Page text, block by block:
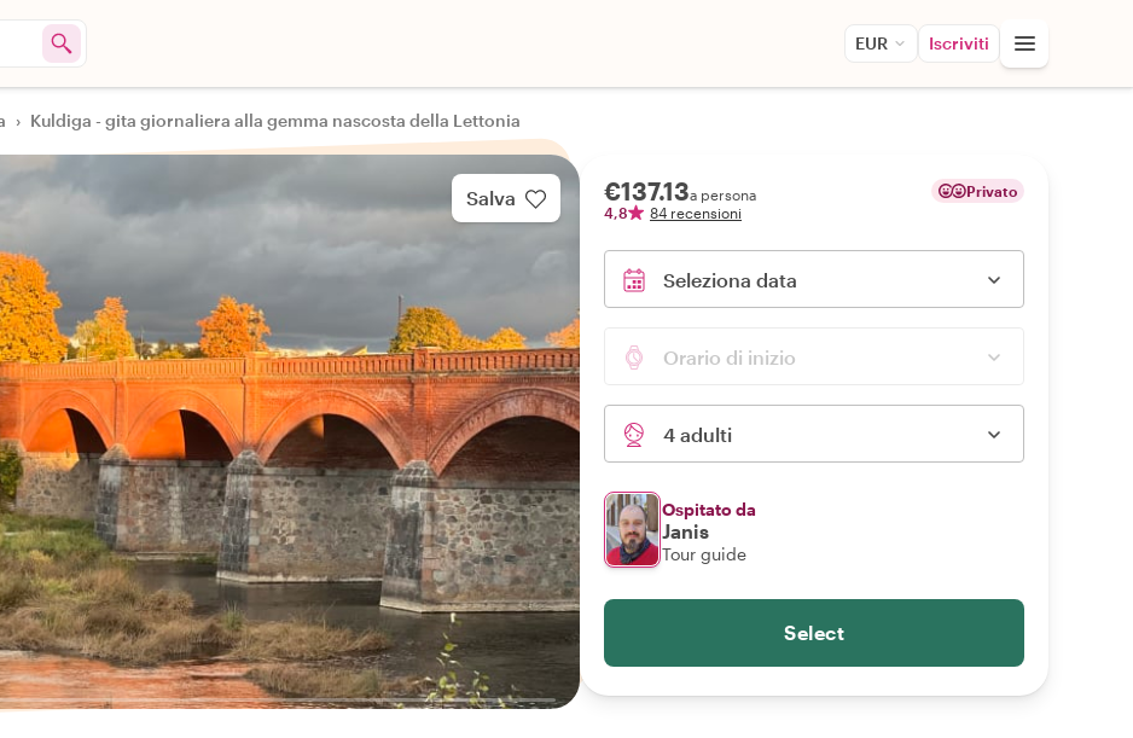
EUR Iscriviti
› Kuldiga - gita giornaliera alla gemma nascosta della Lettonia
Salva €137.13a persona
4,8
84 recensioni
Privato
Seleziona data
Orario di inizio
4 adulti
Ospitato da
Janis
Tour guide
Select